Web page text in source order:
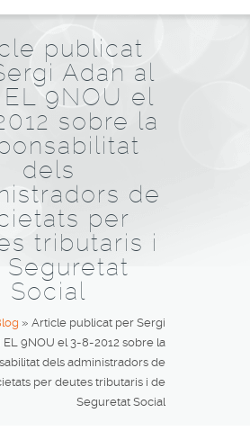
publicat
Adan al
9NOU el
sobre la
dels
de
per
tributaris i
Seguretat
Social
» Article publicat per Sergi
EL 9NOU el 3-8-2012 sobre la
dels administradors de
per deutes tributaris i de
Seguretat Social